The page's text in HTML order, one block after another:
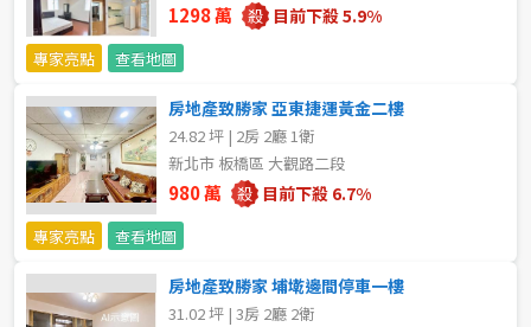
1298 萬 目前下殺 5.9%
專家亮點 查看地圖
房地產致勝家 亞東捷運黃金二樓
24.82 坪 | 2房 2廳 1衛
新北市 板橋區 大觀路二段
980 萬 目前下殺 6.7%
專家亮點 查看地圖
房地產致勝家 埔墘邊間停車一樓
31.02 坪 | 3房 2廳 2衛